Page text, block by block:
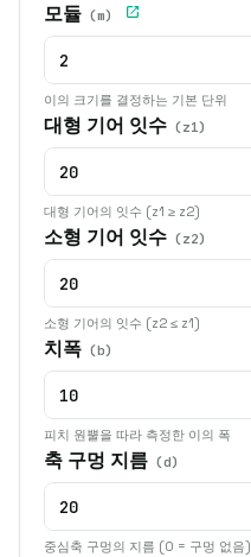
모듈 (m)
이의 크기를 결정하는 기본 단위
대형 기어 잇수 (z1)
대형 기어의 잇수 (z1 ≥ z2)
소형 기어 잇수 (z2)
소형 기어의 잇수 (z2 ≤ z1)
치폭 (b)
피치 원뿔을 따라 측정한 이의 폭
축 구멍 지름 (d)
중심축 구멍의 지름 (0 = 구멍 없음)